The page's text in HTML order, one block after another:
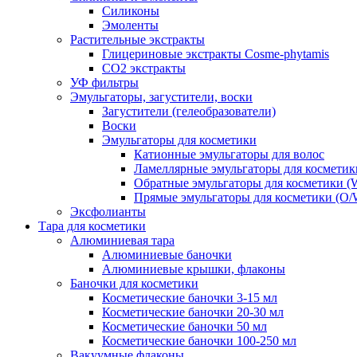
Силиконы
Эмоленты
Растительные экстракты
Глицериновые экстракты Cosme-phytamis
СО2 экстракты
УФ фильтры
Эмульгаторы, загустители, воски
Загустители (гелеобразователи)
Воски
Эмульгаторы для косметики
Катионные эмульгаторы для волос
Ламеллярные эмульгаторы для
Обратные эмульгаторы для косметики
Прямые эмульгаторы для косметики (O/
Эксфолианты
Тара для косметики
Алюминиевая тара
Алюминиевые баночки
Алюминиевые крышки, флаконы
Баночки для косметики
Косметические баночки 3-15 мл
Косметические баночки 20-30 мл
Косметические баночки 50 мл
Косметические баночки 100-250 мл